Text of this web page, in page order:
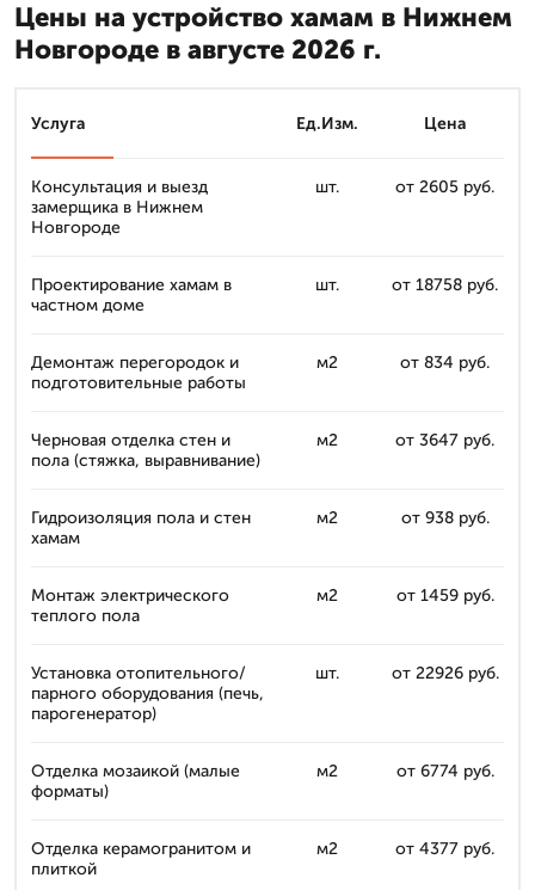
Цены на устройство хамам в Нижнем
Новгороде в августе 2026 г.
Услуга Ед.Изм. Цена
Консультация и выезд
замерщика в Нижнем
Новгороде
шт. от 2605 руб.
Проектирование хамам в
частном доме
шт. от 18758 руб.
Демонтаж перегородок и
подготовительные работы
м2 от 834 руб.
Черновая отделка стен и
пола (стяжка, выравнивание)
м2 от 3647 руб.
Гидроизоляция пола и стен
хамам
м2 от 938 руб.
Монтаж электрического
теплого пола
м2 от 1459 руб.
Установка отопительного/
парного оборудования (печь,
парогенератор)
шт. от 22926 руб.
Отделка мозаикой (малые
форматы)
м2 от 6774 руб.
Отделка керамогранитом и
плиткой
м2 от 4377 руб.